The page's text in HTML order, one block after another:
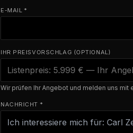
E-MAIL *
IHR PREISVORSCHLAG (OPTIONAL)
Wir prüfen Ihr Angebot und melden uns mit
NACHRICHT *